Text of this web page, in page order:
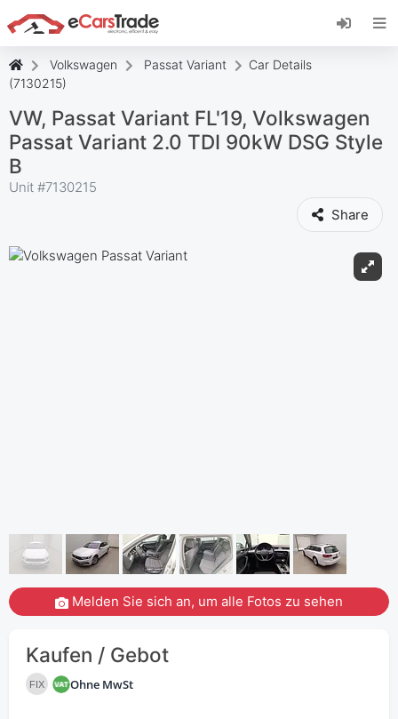
Installieren Sie die eCarsTrade-App, fügen Sie
sie zu Ihrem Startbildschirm hinzu und erhalten
Sie sofortige Updates.
Volkswagen Passat Variant
Car Details
(7130215)
VW, Passat Variant FL'19, Volkswagen
Passat Variant 2.0 TDI 90kW DSG Style
B
Unit #7130215
Share
Melden Sie sich an, um alle Fotos zu sehen
Kaufen / Gebot
FIX Ohne MwSt